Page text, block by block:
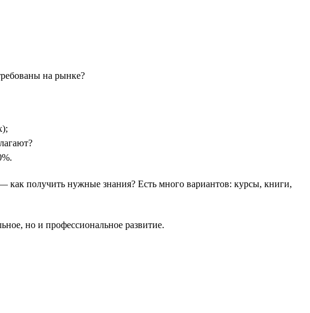
на рынке?
как получить нужные знания? Есть много вариантов: курсы, книги,
но и профессиональное развитие.